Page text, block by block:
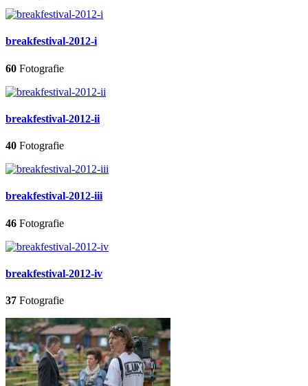
breakfestival-2012-i
60 Fotografie
breakfestival-2012-ii
40 Fotografie
breakfestival-2012-iii
46 Fotografie
breakfestival-2012-iv
37 Fotografie